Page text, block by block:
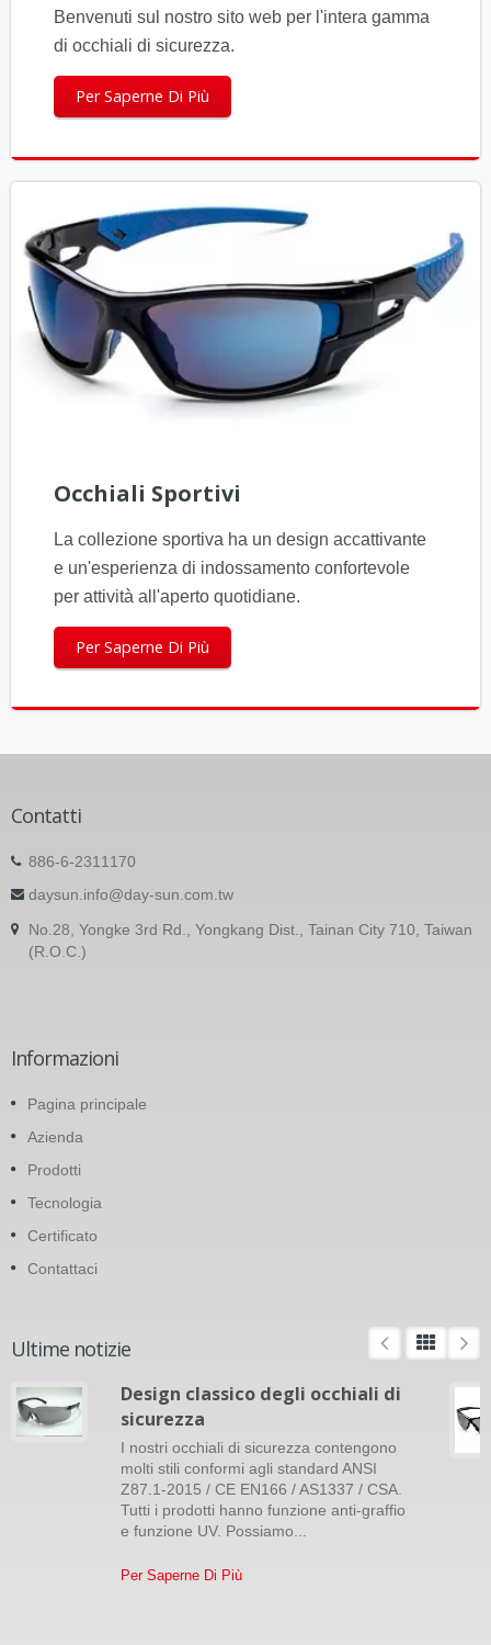
Benvenuti sul nostro sito web per l'intera gamma
di occhiali di sicurezza.
Per Saperne Di Più
Occhiali Sportivi
La collezione sportiva ha un design accattivante
e un'esperienza di indossamento confortevole
per attività all'aperto quotidiane.
Per Saperne Di Più
Contatti
886-6-2311170
daysun.info@day-sun.com.tw
No.28, Yongke 3rd Rd., Yongkang Dist., Tainan City 710, Taiwan
(R.O.C.)
Informazioni
Pagina principale
Azienda
Prodotti
Tecnologia
Certificato
Contattaci
Ultime notizie
Design classico degli occhiali di
sicurezza
I nostri occhiali di sicurezza contengono
molti stili conformi agli standard ANSI
Z87.1-2015 / CE EN166 / AS1337 / CSA.
Tutti i prodotti hanno funzione anti-graffio
e funzione UV. Possiamo...
Per Saperne Di Più